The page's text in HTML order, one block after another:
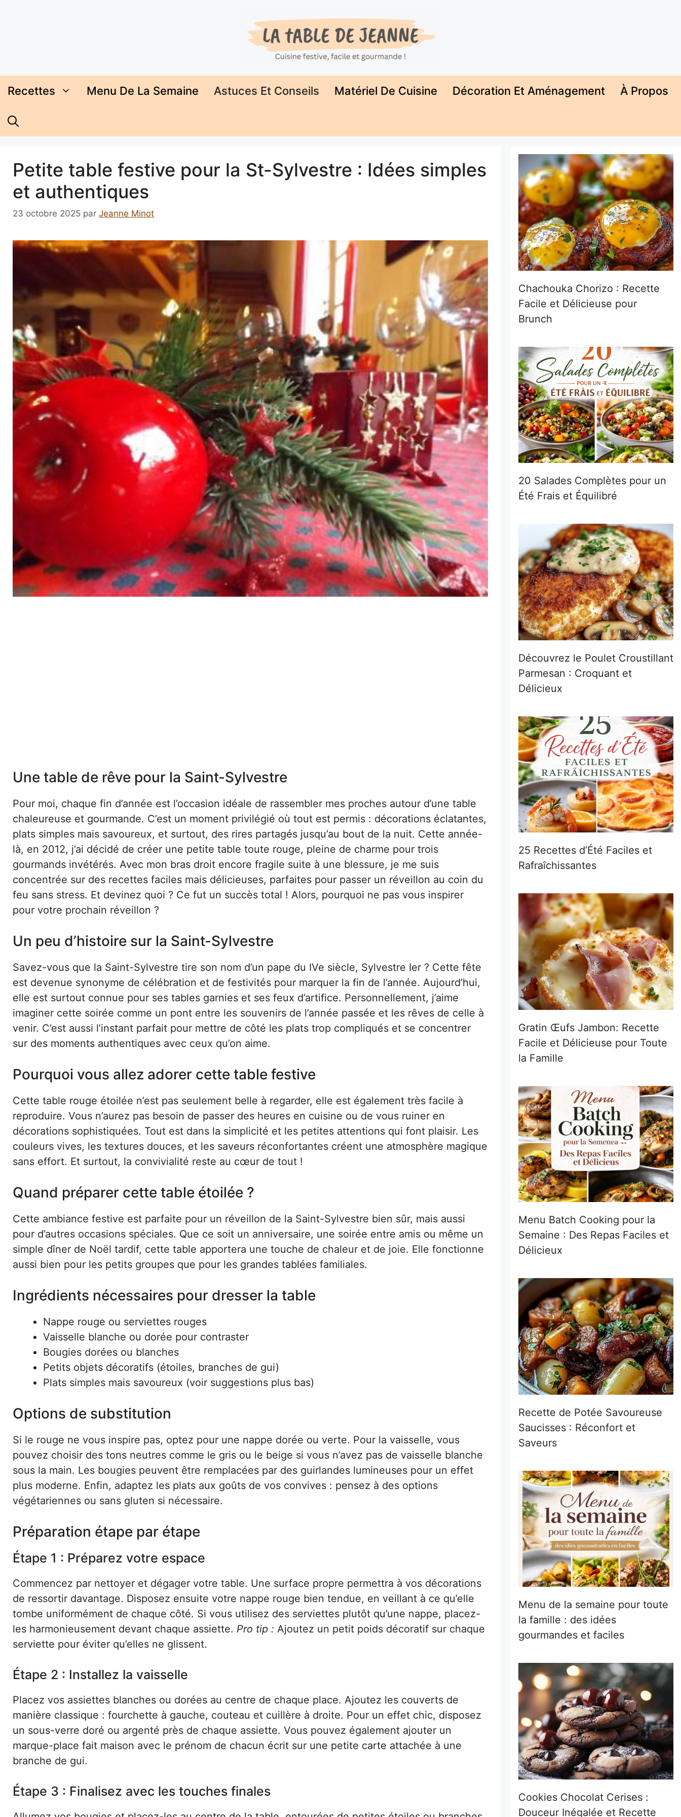
Recettes Menu De La Semaine Astuces Et Conseils Matériel De Cuisine Décoration Et Aménagement À Propos
Petite table festive pour la St-Sylvestre : Idées simples
et authentiques
23 octobre 2025 par Jeanne Minot
Une table de rêve pour la Saint-Sylvestre
Pour moi, chaque fin d’année est l’occasion idéale de rassembler mes proches autour d’une table
chaleureuse et gourmande. C’est un moment privilégié où tout est permis : décorations éclatantes,
plats simples mais savoureux, et surtout, des rires partagés jusqu’au bout de la nuit. Cette année-
là, en 2012, j’ai décidé de créer une petite table toute rouge, pleine de charme pour trois
gourmands invétérés. Avec mon bras droit encore fragile suite à une blessure, je me suis
concentrée sur des recettes faciles mais délicieuses, parfaites pour passer un réveillon au coin du
feu sans stress. Et devinez quoi ? Ce fut un succès total ! Alors, pourquoi ne pas vous inspirer
pour votre prochain réveillon ?
Un peu d’histoire sur la Saint-Sylvestre
Savez-vous que la Saint-Sylvestre tire son nom d’un pape du IVe siècle, Sylvestre Ier ? Cette fête
est devenue synonyme de célébration et de festivités pour marquer la fin de l’année. Aujourd’hui,
elle est surtout connue pour ses tables garnies et ses feux d’artifice. Personnellement, j’aime
imaginer cette soirée comme un pont entre les souvenirs de l’année passée et les rêves de celle à
venir. C’est aussi l’instant parfait pour mettre de côté les plats trop compliqués et se concentrer
sur des moments authentiques avec ceux qu’on aime.
Pourquoi vous allez adorer cette table festive
Cette table rouge étoilée n’est pas seulement belle à regarder, elle est également très facile à
reproduire. Vous n’aurez pas besoin de passer des heures en cuisine ou de vous ruiner en
décorations sophistiquées. Tout est dans la simplicité et les petites attentions qui font plaisir. Les
couleurs vives, les textures douces, et les saveurs réconfortantes créent une atmosphère magique
sans effort. Et surtout, la convivialité reste au cœur de tout !
Quand préparer cette table étoilée ?
Cette ambiance festive est parfaite pour un réveillon de la Saint-Sylvestre bien sûr, mais aussi
pour d’autres occasions spéciales. Que ce soit un anniversaire, une soirée entre amis ou même un
simple dîner de Noël tardif, cette table apportera une touche de chaleur et de joie. Elle fonctionne
aussi bien pour les petits groupes que pour les grandes tablées familiales.
Ingrédients nécessaires pour dresser la table
Nappe rouge ou serviettes rouges
Vaisselle blanche ou dorée pour contraster
Bougies dorées ou blanches
Petits objets décoratifs (étoiles, branches de gui)
Plats simples mais savoureux (voir suggestions plus bas)
Options de substitution
Si le rouge ne vous inspire pas, optez pour une nappe dorée ou verte. Pour la vaisselle, vous
pouvez choisir des tons neutres comme le gris ou le beige si vous n’avez pas de vaisselle blanche
sous la main. Les bougies peuvent être remplacées par des guirlandes lumineuses pour un effet
plus moderne. Enfin, adaptez les plats aux goûts de vos convives : pensez à des options
végétariennes ou sans gluten si nécessaire.
Préparation étape par étape
Étape 1 : Préparez votre espace
Commencez par nettoyer et dégager votre table. Une surface propre permettra à vos décorations
de ressortir davantage. Disposez ensuite votre nappe rouge bien tendue, en veillant à ce qu’elle
tombe uniformément de chaque côté. Si vous utilisez des serviettes plutôt qu’une nappe, placez-
les harmonieusement devant chaque assiette. Pro tip : Ajoutez un petit poids décoratif sur chaque
serviette pour éviter qu’elles ne glissent.
Étape 2 : Installez la vaisselle
Placez vos assiettes blanches ou dorées au centre de chaque place. Ajoutez les couverts de
manière classique : fourchette à gauche, couteau et cuillère à droite. Pour un effet chic, disposez
un sous-verre doré ou argenté près de chaque assiette. Vous pouvez également ajouter un
marque-place fait maison avec le prénom de chacun écrit sur une petite carte attachée à une
branche de gui.
Étape 3 : Finalisez avec les touches finales
Chachouka Chorizo : Recette
Facile et Délicieuse pour
Brunch
20 Salades Complètes pour un
Été Frais et Équilibré
Découvrez le Poulet Croustillant
Parmesan : Croquant et
Délicieux
25 Recettes d’Été Faciles et
Rafraîchissantes
Gratin Œufs Jambon: Recette
Facile et Délicieuse pour Toute
la Famille
Menu Batch Cooking pour la
Semaine : Des Repas Faciles et
Délicieux
Recette de Potée Savoureuse
Saucisses : Réconfort et
Saveurs
Menu de la semaine pour toute
la famille : des idées
gourmandes et faciles
Cookies Chocolat Cerises :
Douceur Inégalée et Recette